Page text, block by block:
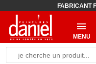
FABRICANT
MENU